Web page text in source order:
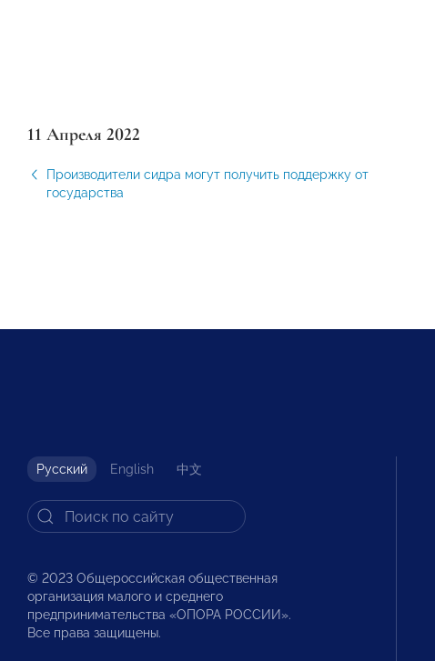
11 Апреля 2022
Производители сидра могут получить поддержку от
государства
Русский English 中文
© 2023 Общероссийская общественная
организация малого и среднего
предпринимательства «ОПОРА РОССИИ».
Все права защищены.